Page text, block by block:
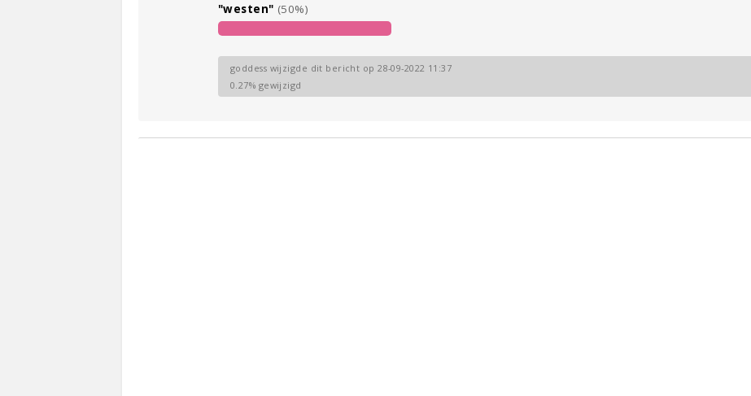
"westen" (50%)
goddess wijzigde dit bericht op 28-09-2022 11:37
0.27% gewijzigd